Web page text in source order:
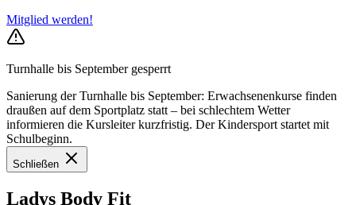
Mitglied werden!
Turnhalle bis September gesperrt
Sanierung der Turnhalle bis September: Erwachsenenkurse finden
draußen auf dem Sportplatz statt – bei schlechtem Wetter
informieren die Kursleiter kurzfristig. Der Kindersport startet mit
Schulbeginn.
Schließen
Ladys Body Fit